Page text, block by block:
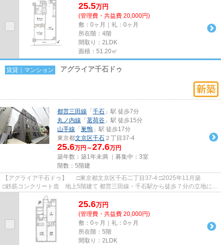
25.5万円
(管理費・共益費 20,000円)
敷：0ヶ月｜礼：0ヶ月
所在階：4階
間取り：2LDK
面積：51.20㎡
賃貸｜マンション アグライア千石ドゥ
都営三田線 「 千石 」駅 徒歩7分
丸ノ内線 「 茗荷谷 」駅 徒歩15分
山手線 「 巣鴨 」駅 徒歩17分
東京都文京区千石 ２丁目37-4
25.6万円～27.6万円
築年数：築1年未満 ｜募集中： 3室
階数：5階建
【アグライア千石ドゥ】 □東京都文京区千石二丁目37-4 □2025年11月築
□鉄筋コンクリート造 地上5階建て 都営三田線・千石駅から徒歩７分の立地に建
つ賃貸マンションのご紹...
25.6万円
(管理費・共益費 20,000円)
敷：0ヶ月｜礼：0ヶ月
所在階：5階
間取り：2LDK